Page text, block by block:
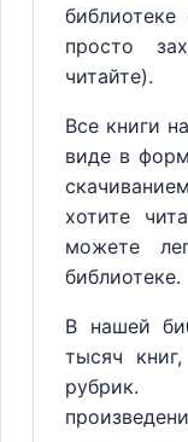
просто
читайте).
Все книги
виде в
хотите
можете
библиотеке.
В нашей
тысяч
рубрик.